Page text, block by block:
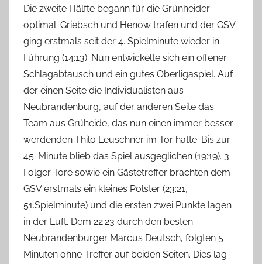
Die zweite Hälfte begann für die Grünheider
optimal. Griebsch und Henow trafen und der GSV
ging erstmals seit der 4. Spielminute wieder in
Führung (14:13). Nun entwickelte sich ein offener
Schlagabtausch und ein gutes Oberligaspiel. Auf
der einen Seite die Individualisten aus
Neubrandenburg, auf der anderen Seite das
Team aus Grüheide, das nun einen immer besser
werdenden Thilo Leuschner im Tor hatte. Bis zur
45. Minute blieb das Spiel ausgeglichen (19:19). 3
Folger Tore sowie ein Gästetreffer brachten dem
GSV erstmals ein kleines Polster (23:21,
51.Spielminute) und die ersten zwei Punkte lagen
in der Luft. Dem 22:23 durch den besten
Neubrandenburger Marcus Deutsch, folgten 5
Minuten ohne Treffer auf beiden Seiten. Dies lag